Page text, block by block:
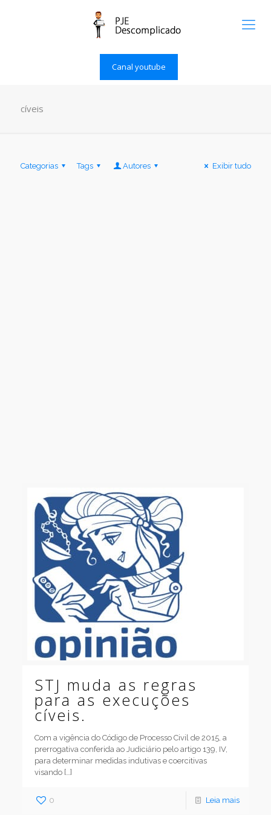
Canal youtube
cíveis
Categorias Tags Autores Exibir tudo
STJ muda as regras
para as execuções
cíveis.
Com a vigência do Código de Processo Civil de 2015, a
prerrogativa conferida ao Judiciário pelo artigo 139, IV,
para determinar medidas indutivas e coercitivas
visando […]
0 Leia mais